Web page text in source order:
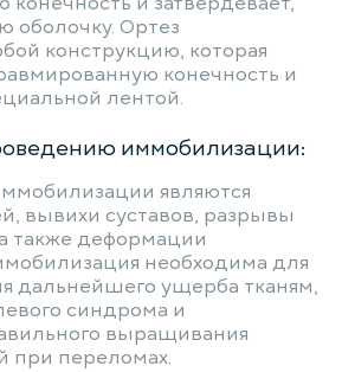
оболочку. Ортез
конструкцию, которая
конечность и
лентой.
иммобилизации:
являются
вывихи суставов, разрывы
также деформации
необходима для
дальнейшего ущерба тканям,
синдрома и
выращивания
при переломах.